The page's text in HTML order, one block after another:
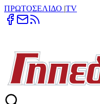
ΠΡΩΤΟΣΕΛΙΔΟ |TV